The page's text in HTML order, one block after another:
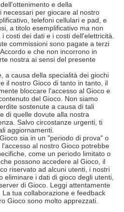
e della
necessari per giocare al nostro
telefoni cellulari e pad, e
a titolo esemplificativo ma non
costi dei dati e i costi dell'elettricità.
commissioni sono pagate a terzi
e che non incorrono in
nostra ai sensi del presente
a causa della specialità dei giochi
il nostro Gioco di tanto in tanto, il
bloccare l'accesso al Gioco e
del Gioco. Non siamo
sostenute a causa di tali
di quelle dovute alla nostra
Salvo circostanze urgenti, ti
aggiornamenti.
sia in un "periodo di prova" o
al nostro Gioco potrebbe
come un periodo limitato o
possono accedere al Gioco, il
riservato ad alcuni utenti, i nostri
eliminare i dati di gioco degli utenti,
di Gioco. Leggi attentamente
tua collaborazione e feedback
Gioco sono molto apprezzati.